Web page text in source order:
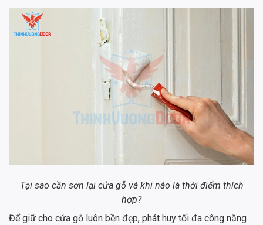
Tại sao cần sơn lại cửa gỗ và khi nào là thời điểm thích
hợp?
Để giữ cho cửa gỗ luôn bền đẹp, phát huy tối đa công năng